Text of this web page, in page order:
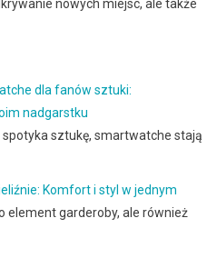
nowych miejsc, ale także
dla fanów sztuki:
nadgarstku
sztukę, smartwatche stają
Komfort i styl w jednym
element garderoby, ale również